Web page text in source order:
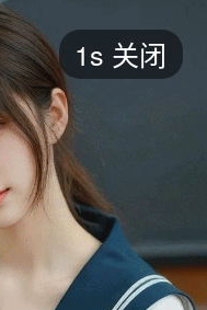
逆袭 玄幻
2023 2022
美国 韩国 日本
1s 关闭